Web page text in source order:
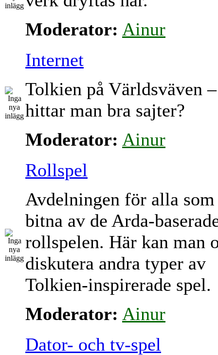
Moderator: Ainur
Internet
Tolkien på Världsväven
hittar man bra sajter?
Moderator: Ainur
Rollspel
Avdelningen för alla
bitna av de Arda-
rollspelen. Här kan man
diskutera andra typer av
Tolkien-inspirerade spel.
Moderator: Ainur
Dator- och tv-spel